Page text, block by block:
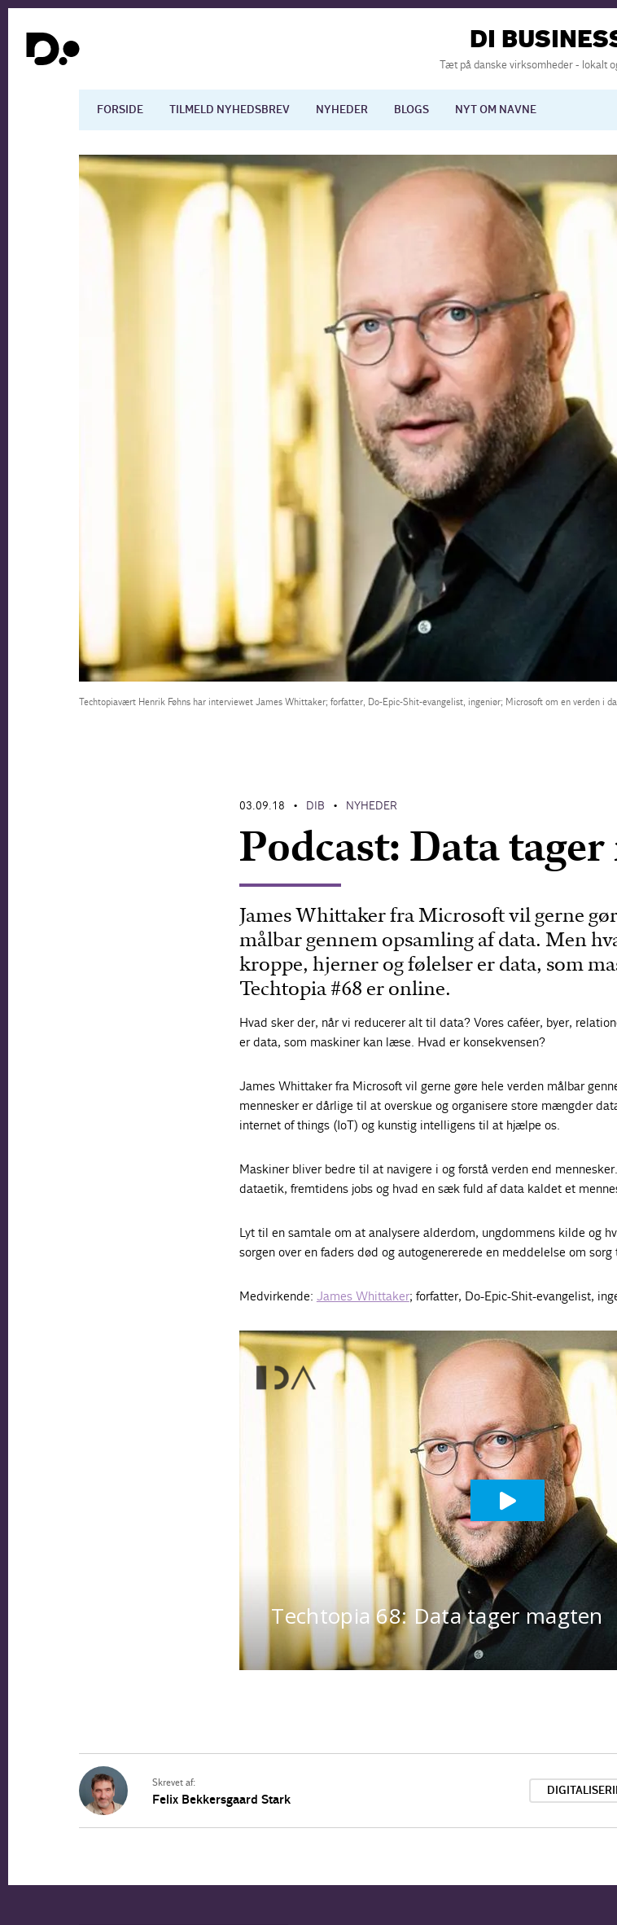
DI
Tæt på danske virksomheder - lokalt
FORSIDE TILMELD NYHEDSBREV NYHEDER BLOGS NYT OM NAVNE
Dansk økonomi Digitalisering
Arbejdsmarkedet Uddannelse
Techtopiavært Henrik Føhns har interviewet James Whittaker; forfatter, Do-Epic-Shit-evangelist, ingeniør; Microsoft om en verden i
03.09.18 • DIB • NYHEDER
Podcast: Data tager
James Whittaker fra Microsoft vil gerne
målbar gennem opsamling af data. Men
kroppe, hjerner og følelser er data, som
Techtopia #68 er online.
Hvad sker der, når vi reducerer alt til data? Vores caféer, byer,
er data, som maskiner kan læse. Hvad er konsekvensen?
James Whittaker fra Microsoft vil gerne gøre hele verden målbar
mennesker er dårlige til at overskue og organisere store mængder
internet of things (IoT) og kunstig intelligens til at hjælpe os.
Maskiner bliver bedre til at navigere i og forstå verden end
dataetik, fremtidens jobs og hvad en sæk fuld af data kaldet et
Lyt til en samtale om at analysere alderdom, ungdommens kilde og
sorgen over en faders død og autogenererede en meddelelse om
Medvirkende: James Whittaker; forfatter, Do-Epic-Shit-evangelist,
Skrevet af:
Felix Bekkersgaard Stark